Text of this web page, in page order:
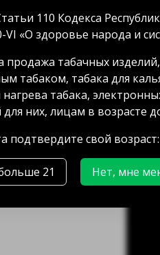
110 Кодекса
VI «О здоровье народа и
табачных
табаком, табака для
нагрева табака,
них, лицам в возрасте
подтвердите свой возраст:
21 Нет, мне